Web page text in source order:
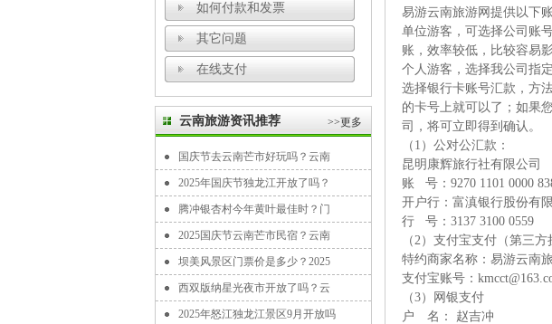
如何付款和发票
其它问题
在线支付
云南旅游资讯推荐 >>更多
国庆节去云南芒市好玩吗？云南
2025年国庆节独龙江开放了吗？
腾冲银杏村今年黄叶最佳时？门
2025国庆节云南芒市民宿？云南
坝美风景区门票价是多少？2025
西双版纳星光夜市开放了吗？云
2025年怒江独龙江景区9月开放吗
易游云南旅游网提供以下
单位游客，可选择公司账
账，效率较低，比较容易
个人游客，选择我公司指
选择银行卡账号汇款，方
的卡号上就可以了；如果
司，将可立即得到确认。
（1）公对公汇款：
昆明康辉旅行社有限公司
账 号：9270 1101 0000
开户行：富滇银行股份有
行 号：3137 3100 0559
（2）支付宝支付（第三方
特约商家名称：易游云南
支付宝账号：
（3）网银支付
户 名： 赵吉冲